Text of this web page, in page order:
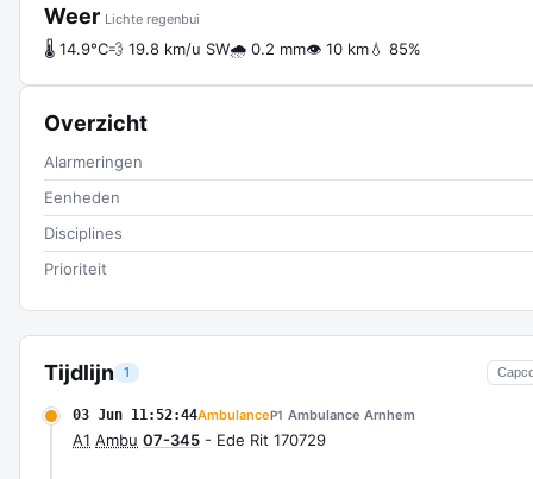
Tijdlijn 1
03 Jun 11:52:44AmbulanceP1 Ambulance Arnhem
A1 Ambu 07-345 - Ede Rit 170729
Weer Lichte regenbui
🌡 14.9°C💨 19.8 km/u SW🌧 0.2 mm👁 10 km💧 85%
Overzicht
Alarmeringen
Eenheden
Disciplines
Prioriteit